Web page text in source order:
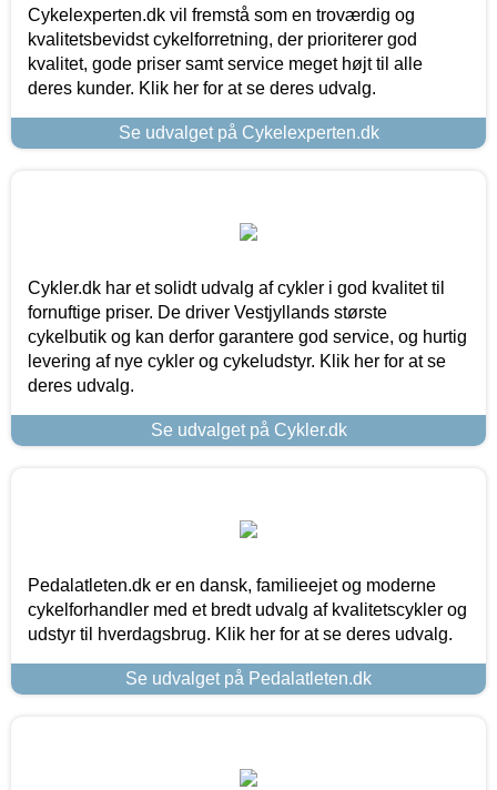
Cykelexperten.dk vil fremstå som en troværdig og
kvalitetsbevidst cykelforretning, der prioriterer god
kvalitet, gode priser samt service meget højt til alle
deres kunder. Klik her for at se deres udvalg.
Se udvalget på Cykelexperten.dk
Cykler.dk har et solidt udvalg af cykler i god kvalitet til
fornuftige priser. De driver Vestjyllands største
cykelbutik og kan derfor garantere god service, og hurtig
levering af nye cykler og cykeludstyr. Klik her for at se
deres udvalg.
Se udvalget på Cykler.dk
Pedalatleten.dk er en dansk, familieejet og moderne
cykelforhandler med et bredt udvalg af kvalitetscykler og
udstyr til hverdagsbrug. Klik her for at se deres udvalg.
Se udvalget på Pedalatleten.dk